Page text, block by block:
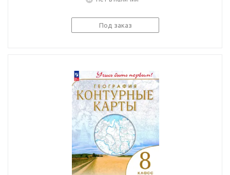
Под заказ